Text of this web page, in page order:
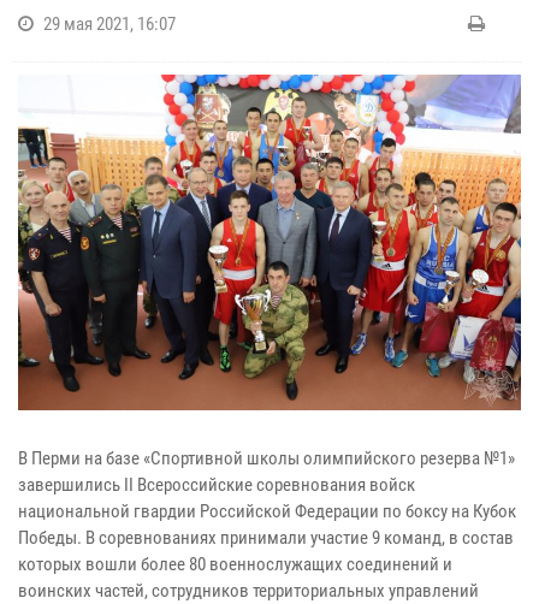
29 мая 2021, 16:07
В Перми на базе «Спортивной школы олимпийского резерва №1»
завершились II Всероссийские соревнования войск
национальной гвардии Российской Федерации по боксу на Кубок
Победы. В соревнованиях принимали участие 9 команд, в состав
которых вошли более 80 военнослужащих соединений и
воинских частей, сотрудников территориальных управлений